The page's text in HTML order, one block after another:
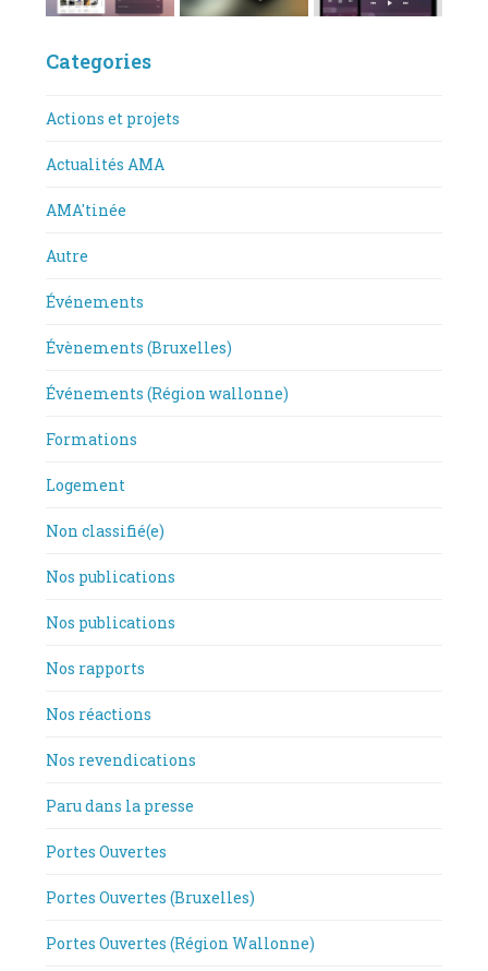
Categories
Actions et projets
Actualités AMA
AMA'tinée
Autre
Événements
Évènements (Bruxelles)
Événements (Région wallonne)
Formations
Logement
Non classifié(e)
Nos publications
Nos publications
Nos rapports
Nos réactions
Nos revendications
Paru dans la presse
Portes Ouvertes
Portes Ouvertes (Bruxelles)
Portes Ouvertes (Région Wallonne)